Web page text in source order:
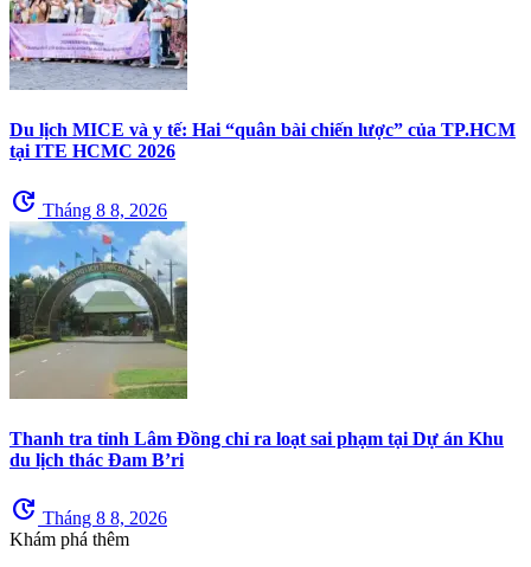
Du lịch MICE và y tế: Hai “quân bài chiến lược” của TP.HCM
tại ITE HCMC 2026
update Tháng 8 8, 2026
Thanh tra tỉnh Lâm Đồng chỉ ra loạt sai phạm tại Dự án Khu
du lịch thác Đam B’ri
update Tháng 8 8, 2026
Khám phá thêm